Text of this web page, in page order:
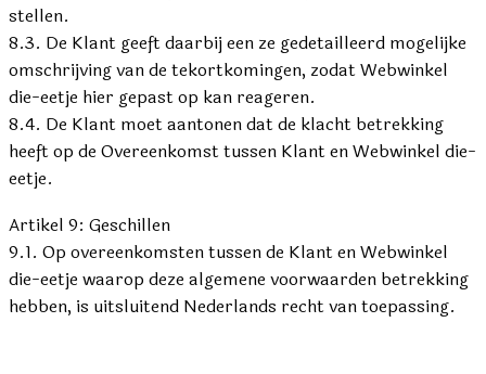
stellen.
8.3. De Klant geeft daarbij een ze gedetailleerd mogelijke
omschrijving van de tekortkomingen, zodat Webwinkel
die-eetje hier gepast op kan reageren.
8.4. De Klant moet aantonen dat de klacht betrekking
heeft op de Overeenkomst tussen Klant en Webwinkel die-
eetje.
Artikel 9: Geschillen
9.1. Op overeenkomsten tussen de Klant en Webwinkel
die-eetje waarop deze algemene voorwaarden betrekking
hebben, is uitsluitend Nederlands recht van toepassing.